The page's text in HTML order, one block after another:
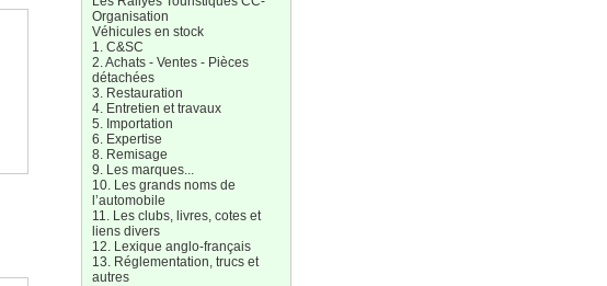
Organisation
Véhicules en stock
1. C&SC
2. Achats - Ventes - Pièces
détachées
3. Restauration
4. Entretien et travaux
5. Importation
6. Expertise
8. Remisage
9. Les marques...
10. Les grands noms de
l’automobile
11. Les clubs, livres, cotes et
liens divers
12. Lexique anglo-français
13. Réglementation, trucs et
autres